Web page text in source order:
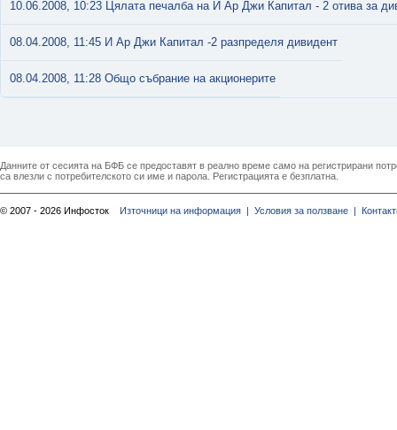
10.06.2008, 10:23 Цялата печалба на И Ар Джи Капитал - 2 отива за
08.04.2008, 11:45 И Ар Джи Капитал -2 разпределя дивидент
08.04.2008, 11:28 Общо събрание на акционерите
Данните от сесията на БФБ се предоставят в реално време само на регистрирани
са влезли с потребителското си име и парола. Регистрацията е безплатна.
© 2007 - 2026 Инфосток Източници на информация | Условия за ползване |